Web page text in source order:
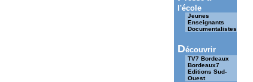
l'école
Jeunes
Enseignants
Documentalistes
Découvrir
TV7 Bordeaux
Bordeaux7
Editions Sud-
Ouest